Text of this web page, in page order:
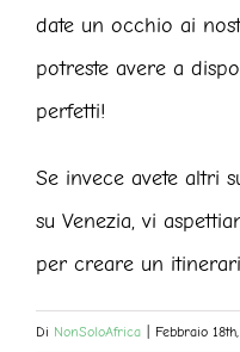
date un occhio ai
potreste avere a
perfetti!
Se invece avete altri
su Venezia, vi
per creare un
Di NonSoloAfrica Febbraio